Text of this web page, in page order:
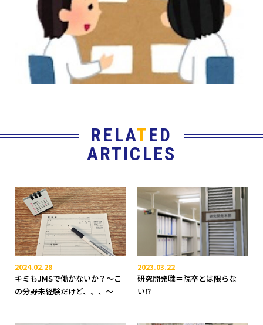
RELATED
ARTICLES
2024.02.28
キミもJMSで働かないか？～こ
の分野未経験だけど、、、～
2023.03.22
研究開発職＝院卒とは限らな
い⁉